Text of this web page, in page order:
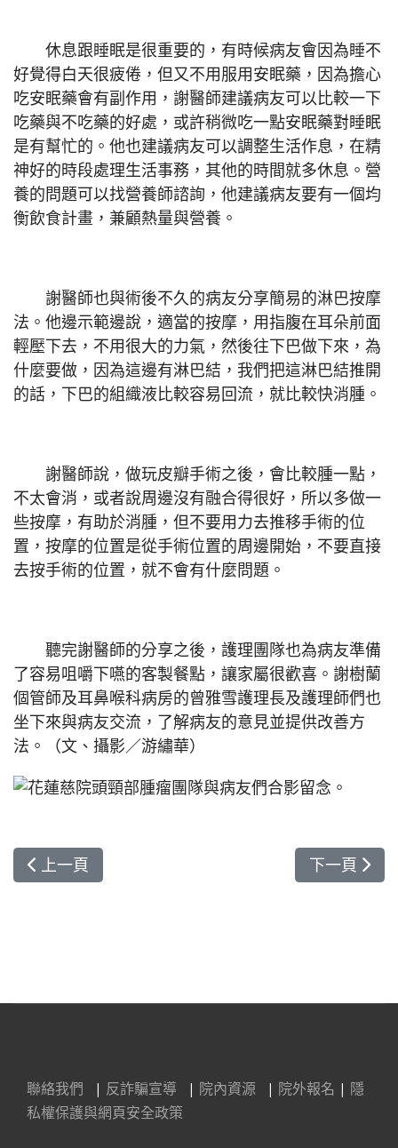
休息跟睡眠是很重要的，有時候病友會因為睡不
好覺得白天很疲倦，但又不用服用安眠藥，因為擔心
吃安眠藥會有副作用，謝醫師建議病友可以比較一下
吃藥與不吃藥的好處，或許稍微吃一點安眠藥對睡眠
是有幫忙的。他也建議病友可以調整生活作息，在精
神好的時段處理生活事務，其他的時間就多休息。營
養的問題可以找營養師諮詢，他建議病友要有一個均
衡飲食計畫，兼顧熱量與營養。
謝醫師也與術後不久的病友分享簡易的淋巴按摩
法。他邊示範邊說，適當的按摩，用指腹在耳朵前面
輕壓下去，不用很大的力氣，然後往下巴做下來，為
什麼要做，因為這邊有淋巴結，我們把這淋巴結推開
的話，下巴的組織液比較容易回流，就比較快消腫。
謝醫師說，做玩皮瓣手術之後，會比較腫一點，
不太會消，或者說周邊沒有融合得很好，所以多做一
些按摩，有助於消腫，但不要用力去推移手術的位
置，按摩的位置是從手術位置的周邊開始，不要直接
去按手術的位置，就不會有什麼問題。
聽完謝醫師的分享之後，護理團隊也為病友準備
了容易咀嚼下嚥的客製餐點，讓家屬很歡喜。謝樹蘭
個管師及耳鼻喉科病房的曾雅雪護理長及護理師們也
坐下來與病友交流，了解病友的意見並提供改善方
法。（文、攝影／游繡華）
上一篇文章: 無菸醫院金獎認證 拒菸動起來
上一頁 下一篇文章
下一頁
聯絡我們 | 反詐騙宣導 | 院內資源 | 院外報名 | 隱
私權保護與網頁安全政策